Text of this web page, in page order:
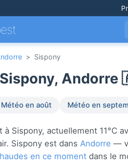
> Sispony
Météo en août Météo en
à Sispony, actuellement 11°C
Sispony est dans Andorre —
en ce moment dans le